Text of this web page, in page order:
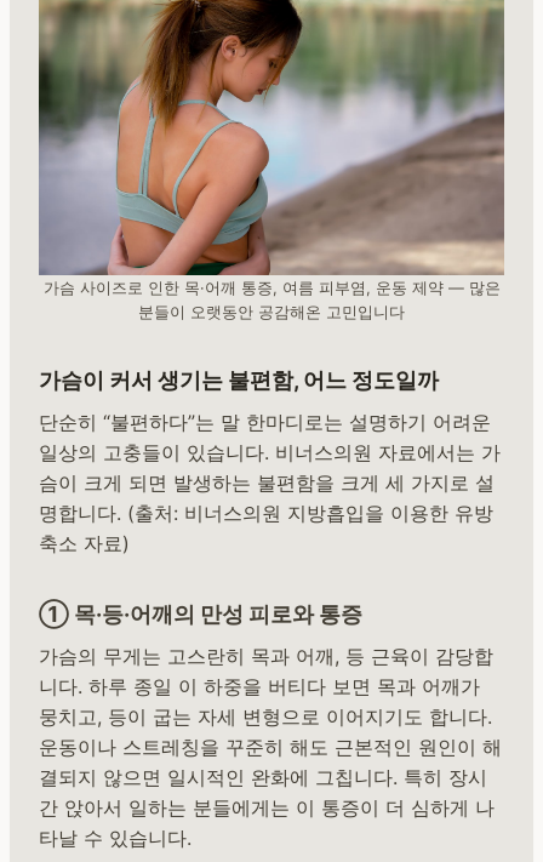
가슴 사이즈로 인한 목·어깨 통증, 여름 피부염, 운동 제약 — 많은
분들이 오랫동안 공감해온 고민입니다
가슴이 커서 생기는 불편함, 어느 정도일까
단순히 “불편하다”는 말 한마디로는 설명하기 어려운
일상의 고충들이 있습니다. 비너스의원 자료에서는 가
슴이 크게 되면 발생하는 불편함을 크게 세 가지로 설
명합니다. (출처: 비너스의원 지방흡입을 이용한 유방
축소 자료)
① 목·등·어깨의 만성 피로와 통증
가슴의 무게는 고스란히 목과 어깨, 등 근육이 감당합
니다. 하루 종일 이 하중을 버티다 보면 목과 어깨가
뭉치고, 등이 굽는 자세 변형으로 이어지기도 합니다.
운동이나 스트레칭을 꾸준히 해도 근본적인 원인이 해
결되지 않으면 일시적인 완화에 그칩니다. 특히 장시
간 앉아서 일하는 분들에게는 이 통증이 더 심하게 나
타날 수 있습니다.